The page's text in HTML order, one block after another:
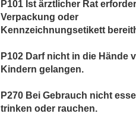
P101 Ist ärztlicher Rat
Verpackung oder
Kennzeichnungsetikett
P102 Darf nicht in die Hände
Kindern gelangen.
P270 Bei Gebrauch nicht
trinken oder rauchen.